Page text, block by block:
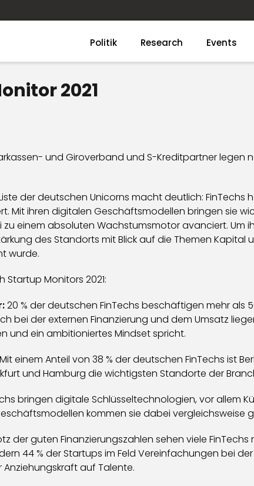
Politik Research Events
2021
und Giroverband und S-Kreditpartner legen
der deutschen Unicorns macht deutlich:
Mit ihren digitalen Geschäftsmodellen bringen sie
einem absoluten Wachstumsmotor avanciert. Um
des Standorts mit Blick auf die Themen Kapital
wurde.
Startup Monitors 2021:
20 % der deutschen FinTechs beschäftigen mehr als
bei der externen Finanzierung und dem Umsatz
und ein ambitioniertes Mindset spricht.
Mit einem Anteil von 38 % der deutschen FinTechs ist
und Hamburg die wichtigsten Standorte der
bringen digitale Schlüsseltechnologien, vor allem
kommen sie dabei vergleichsweise
der guten Finanzierungszahlen sehen viele
44 % der Startups im Feld Vereinfachungen bei
auf Talente.